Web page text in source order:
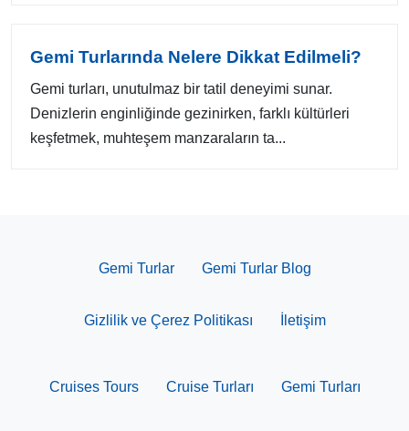
Gemi Turlarında Nelere Dikkat Edilmeli?
Gemi turları, unutulmaz bir tatil deneyimi sunar.
Denizlerin enginliğinde gezinirken, farklı kültürleri
keşfetmek, muhteşem manzaraların ta...
Gemi Turlar Gemi Turlar Blog
Gizlilik ve Çerez Politikası İletişim
Cruises Tours Cruise Turları Gemi Turları